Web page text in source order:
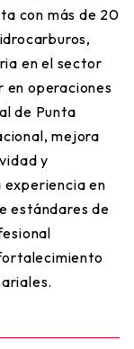
con más de 20
en el sector
en operaciones
de Punta
mejora
y
experiencia en
estándares de